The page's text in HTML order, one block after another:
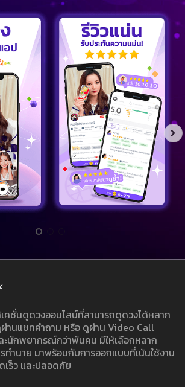
ชั่นดูดวงออนไลน์ที่สามารถดูดวงได้หลาก
านแชทคำถาม หรือ ดูผ่าน Video Call
นักพยากรณ์กว่าพันคน มีให้เลือกหลาก
ทำนาย มาพร้อมกับการออกแบบที่เน้นใช้งาน
ร็ว และปลอดภัย